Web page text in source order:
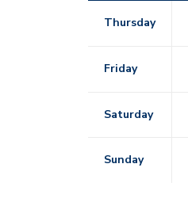
Thursday
Friday
Saturday
Sunday